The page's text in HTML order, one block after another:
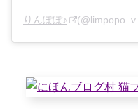
りんぽぽ♪